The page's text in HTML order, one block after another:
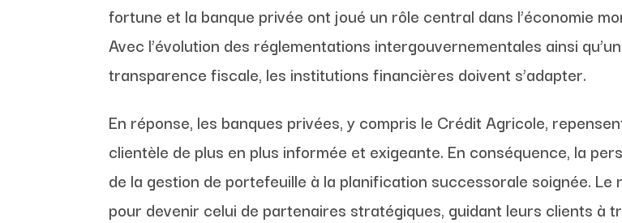
fortune et la banque privée ont joué un rôle central dans l’économie
Avec l’évolution des réglementations intergouvernementales ainsi
transparence fiscale, les institutions financières doivent s’adapter.
En réponse, les banques privées, y compris le Crédit Agricole,
clientèle de plus en plus informée et exigeante. En conséquence, la
de la gestion de portefeuille à la planification successorale soignée.
pour devenir celui de partenaires stratégiques, guidant leurs clients à